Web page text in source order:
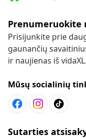
Prenumeruokite
Prisijunkite prie
gaunančių
ir naujienas iš vidaXL.
Mūsų socialinių
Sutarties